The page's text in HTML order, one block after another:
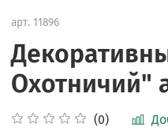
арт. 11896
Охотничий"
(0)